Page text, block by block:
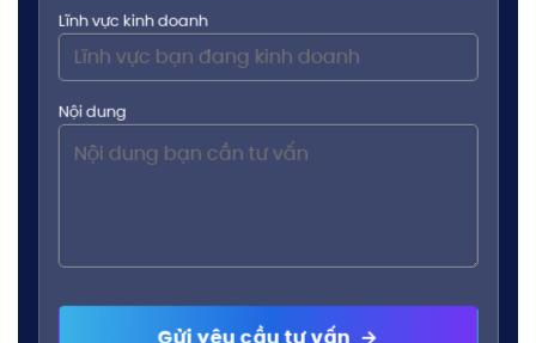
Lĩnh vực kinh doanh
Nội dung